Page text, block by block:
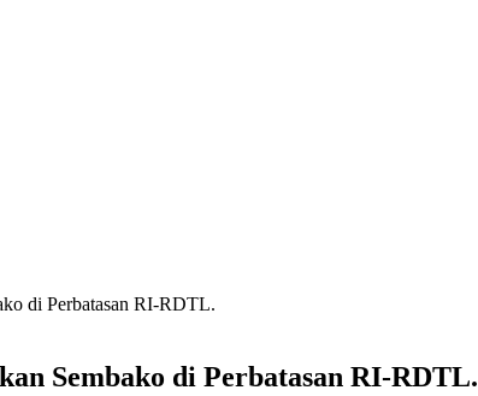
di Perbatasan RI-RDTL.
Sembako di Perbatasan RI-RDTL.